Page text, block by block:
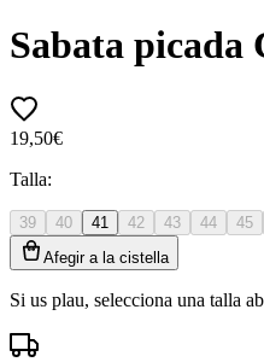
Sabata picada
19,50€
Talla:
39 40 41 42 43 44 45
Afegir a la cistella
Si us plau, selecciona una talla